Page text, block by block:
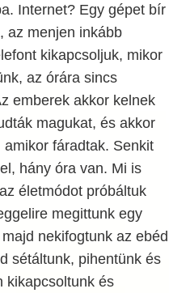
Internet? Egy gépet bír
az menjen inkább
kikapcsoljuk, mikor
az órára sincs
emberek akkor kelnek
magukat, és akkor
amikor fáradtak. Senkit
hány óra van. Mi is
életmódot próbáltuk
megittunk egy
nekifogtunk az ebéd
sétáltunk, pihentünk és
kikapcsoltunk és